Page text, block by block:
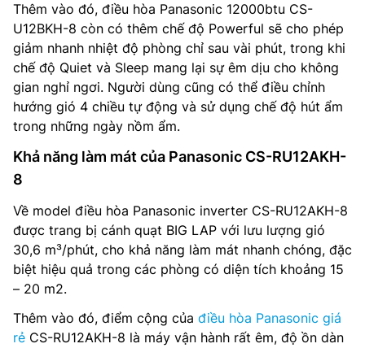
Thêm vào đó, điều hòa Panasonic 12000btu CS-
U12BKH-8 còn có thêm chế độ Powerful sẽ cho phép
giảm nhanh nhiệt độ phòng chỉ sau vài phút, trong khi
chế độ Quiet và Sleep mang lại sự êm dịu cho không
gian nghỉ ngơi. Người dùng cũng có thể điều chỉnh
hướng gió 4 chiều tự động và sử dụng chế độ hút ẩm
trong những ngày nồm ẩm.
Khả năng làm mát của Panasonic CS-RU12AKH-
8
Về model điều hòa Panasonic inverter CS-RU12AKH-8
được trang bị cánh quạt BIG LAP với lưu lượng gió
30,6 m³/phút, cho khả năng làm mát nhanh chóng, đặc
biệt hiệu quả trong các phòng có diện tích khoảng 15
– 20 m2.
Thêm vào đó, điểm cộng của điều hòa Panasonic giá
rẻ CS-RU12AKH-8 là máy vận hành rất êm, độ ồn dàn